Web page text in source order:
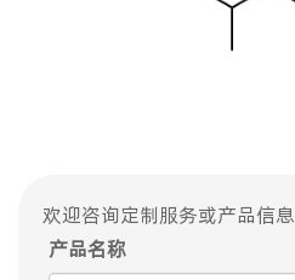
欢迎咨询定制服务或产品信
产品名称